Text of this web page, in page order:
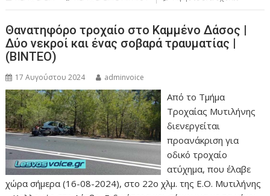
Θανατηφόρο τροχαίο στο Καμμένο Δάσος |
Δύο νεκροί και ένας σοβαρά τραυματίας |
(ΒΙΝΤΕΟ)
17 Αυγούστου 2024 adminvoice
Από το Τμήμα
Τροχαίας Μυτιλήνης
διενεργείται
προανάκριση για
οδικό τροχαίο
ατύχημα, που έλαβε
χώρα σήμερα (16-08-2024), στο 22ο χλμ. της Ε.Ο. Μυτιλήνης